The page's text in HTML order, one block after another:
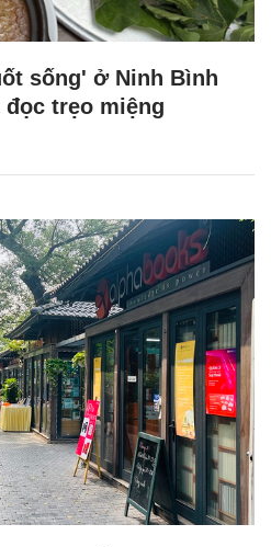
sống' ở Ninh Bình
trẹo miệng